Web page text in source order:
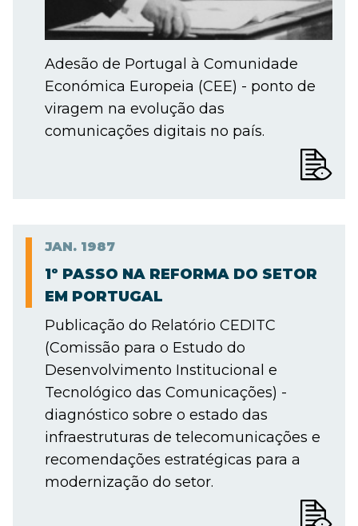
Adesão de Portugal à Comunidade
Económica Europeia (CEE) - ponto de
viragem na evolução das
comunicações digitais no país.
JAN. 1987
1º PASSO NA REFORMA DO SETOR
EM PORTUGAL
Publicação do Relatório CEDITC
(Comissão para o Estudo do
Desenvolvimento Institucional e
Tecnológico das Comunicações) -
diagnóstico sobre o estado das
infraestruturas de telecomunicações e
recomendações estratégicas para a
modernização do setor.